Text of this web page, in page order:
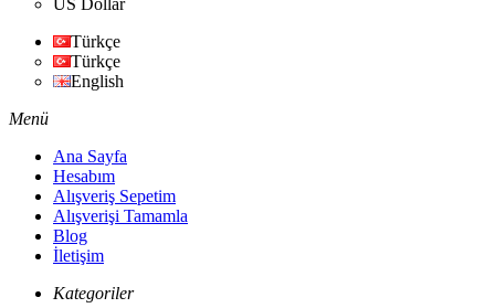
US Dollar
Türkçe
Türkçe
English
Menü
Ana Sayfa
Hesabım
Alışveriş Sepetim
Alışverişi Tamamla
Blog
İletişim
Kategoriler